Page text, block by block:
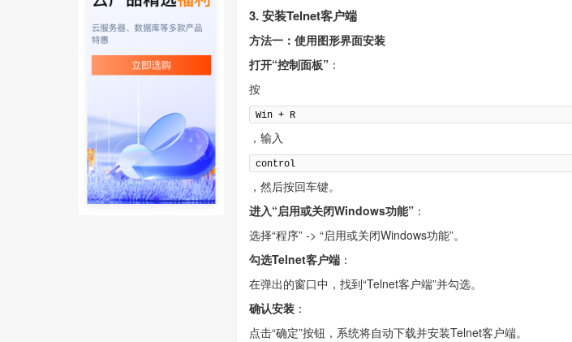
3. 安装Telnet客户端
方法一：使用图形界面安装
打开“控制面板” ：
按
Win + R
，输入
control
，然后按回车键。
进入“启用或关闭Windows功能” ：
选择“程序” -> “启用或关闭Windows功能”。
勾选Telnet客户端 ：
在弹出的窗口中，找到“Telnet客户端”并勾选。
确认安装 ：
点击“确定”按钮，系统将自动下载并安装Telnet客户端。